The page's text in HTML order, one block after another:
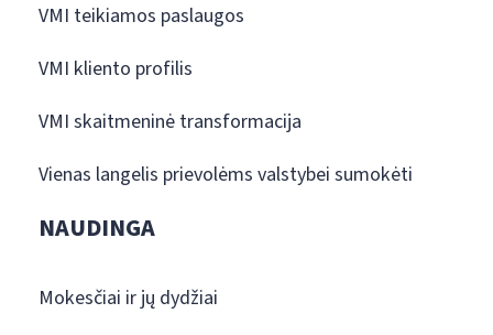
VMI teikiamos paslaugos
VMI kliento profilis
VMI skaitmeninė transformacija
Vienas langelis prievolėms valstybei sumokėti
NAUDINGA
Mokesčiai ir jų dydžiai